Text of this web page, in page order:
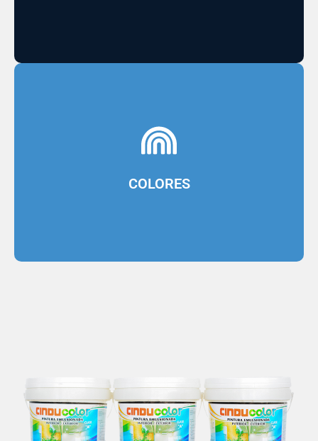
COLORES
Blanco, Blanco Ostra, Marfil, Amarillo Tostado,
Manzana, Melocotón, Rosa Pastel, Gris, Gris
Ceniza, Turquesa y Rojo